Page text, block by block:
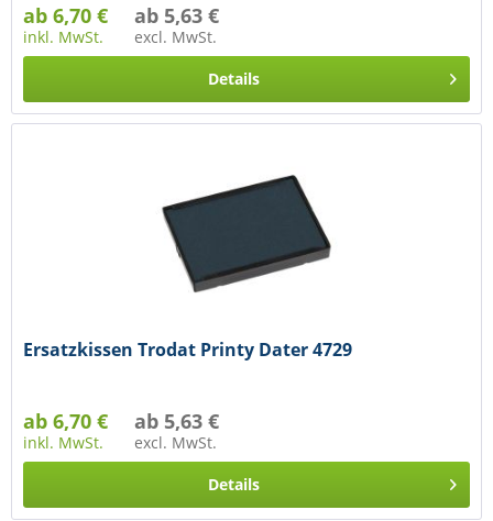
ab 6,70 €
inkl. MwSt.
ab 5,63 €
excl. MwSt.
Details
Ersatzkissen Trodat Printy Dater 4729
ab 6,70 €
inkl. MwSt.
ab 5,63 €
excl. MwSt.
Details